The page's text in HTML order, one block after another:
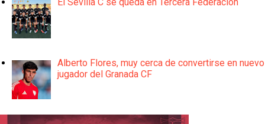
El Sevilla C se queda en Tercera Federación
Alberto Flores, muy cerca de convertirse en nuevo
jugador del Granada CF